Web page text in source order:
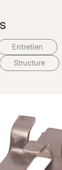
Gris Anthracite
bouts coupés
Entretien
Structure